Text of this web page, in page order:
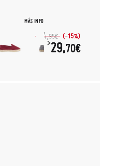
MÁS INFO
34,95€ (-15%)
29,70€